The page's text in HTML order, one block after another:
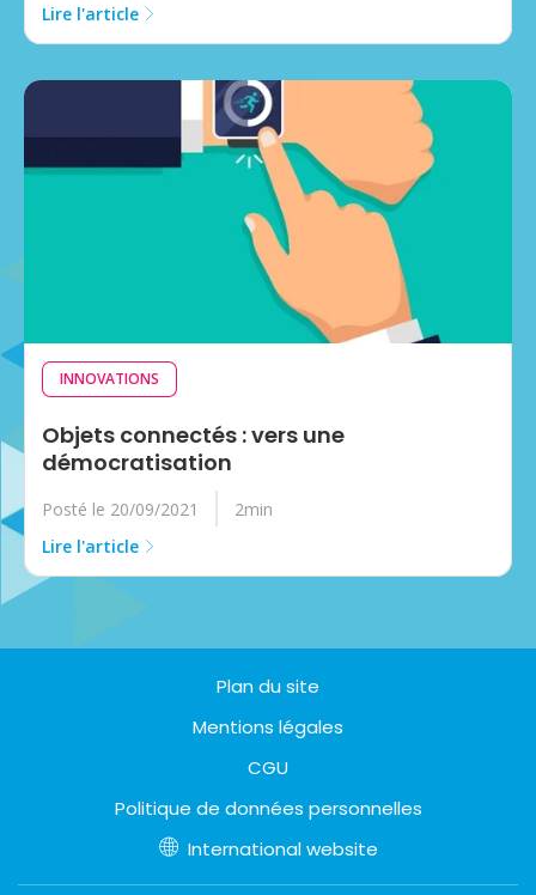
Lire l'article
INNOVATIONS
Objets connectés : vers une
démocratisation
Posté le 20/09/2021
2min
Lire l'article
Plan du site
Mentions légales
CGU
Politique de données personnelles
International website